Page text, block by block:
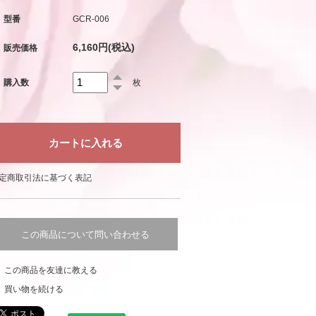
型番 GCR-006
販売価格 6,160円(税込)
購入数 枚
商取引法に基づく表記
この商品について問い合わせる
この商品を友達に教える
買い物を続ける